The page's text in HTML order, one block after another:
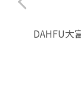
DAHFU大